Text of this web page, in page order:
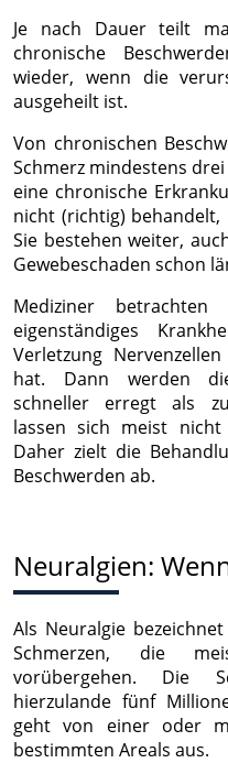
Je nach Dauer teilt
chronische
wieder, wenn die
ausgeheilt ist.
Von chronischen
Schmerz mindestens
eine chronische
nicht (richtig)
Sie bestehen weiter,
Gewebeschaden schon
Mediziner betrachten
eigenständiges
Verletzung
hat. Dann werden
schneller erregt als
lassen sich meist
Daher zielt die
Beschwerden ab.
Neuralgien:
Als Neuralgie
Schmerzen, die
vorübergehen. Die
hierzulande fünf
geht von einer oder
bestimmten Areals aus.